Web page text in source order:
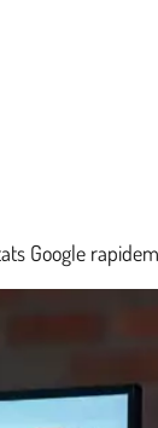
Google